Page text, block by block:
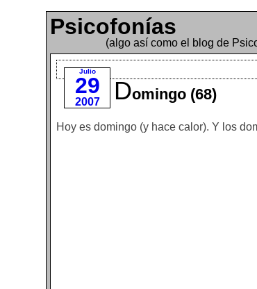
Psicofonías
(algo así como el blog de
Julio
29
2007 Domingo (68)
Hoy es domingo (y hace calor). Y los